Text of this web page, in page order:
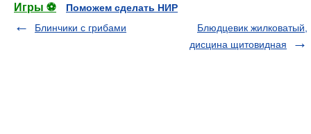
Игры ⚽
Поможем сделать НИР
Блинчики с грибами
Блюдцевик жилковатый,
дисцина щитовидная